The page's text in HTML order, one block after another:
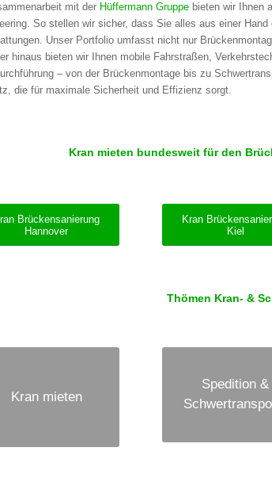
mit der Hüffermann Gruppe bieten wir Ihnen
So stellen wir sicher, dass Sie alles aus einer
Unser Portfolio umfasst nicht nur
hinaus bieten wir Ihnen mobile Fahrstraßen,
– von der Brückenmontage bis zu
die für maximale Sicherheit und Effizienz sorgt.
Kran mieten bundesweit für den
Brückensanierung
Hannover
Kran
Kiel
Thömen Kran- &
Kran mieten
Spedition &